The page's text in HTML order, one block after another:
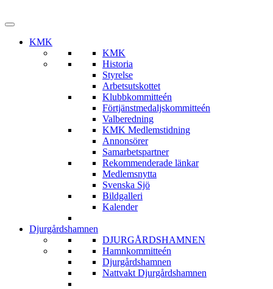
KMK
KMK
Historia
Styrelse
Arbetsutskottet
Klubbkommitteén
Förtjänstmedaljskommitteén
Valberedning
KMK Medlemstidning
Annonsörer
Samarbetspartner
Rekommenderade länkar
Medlemsnytta
Svenska Sjö
Bildgalleri
Kalender
Djurgårdshamnen
DJURGÅRDSHAMNEN
Hamnkommitteén
Djurgårdshamnen
Nattvakt Djurgårdshamnen